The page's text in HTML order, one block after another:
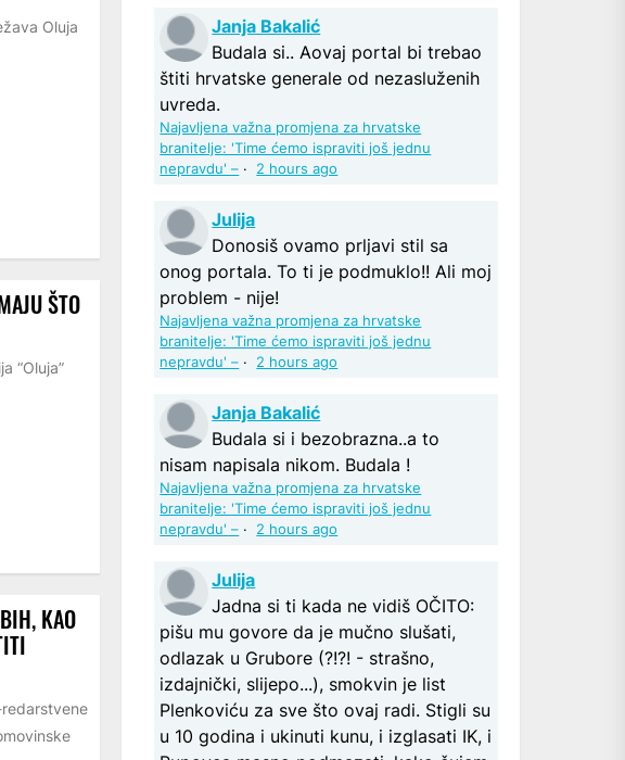
Oluja
ŠTO
“Oluja”
KAO
Janja Bakalić
Budala si.. Aovaj portal bi trebao
štiti hrvatske generale od nezasluženih
uvreda.
Najavljena važna promjena za hrvatske
branitelje: 'Time ćemo ispraviti još jednu
nepravdu' – · 2 hours ago
Julija
Donosiš ovamo prljavi stil sa
onog portala. To ti je podmuklo!! Ali moj
problem - nije!
Najavljena važna promjena za hrvatske
branitelje: 'Time ćemo ispraviti još jednu
nepravdu' – · 2 hours ago
Janja Bakalić
Budala si i bezobrazna..a to
nisam napisala nikom. Budala !
Najavljena važna promjena za hrvatske
branitelje: 'Time ćemo ispraviti još jednu
nepravdu' – · 2 hours ago
Julija
Jadna si ti kada ne vidiš OČITO:
pišu mu govore da je mučno slušati,
odlazak u Grubore (?!?! - strašno,
izdajnički, slijepo...), smokvin je list
Plenkoviću za sve što ovaj radi. Stigli su
u 10 godina i ukinuti kunu, i izglasati IK, i